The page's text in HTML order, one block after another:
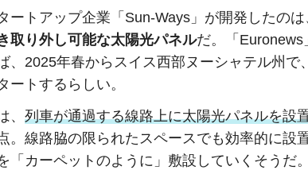
ートアップ企業「Sun-Ways」が開発したのは
取り外し可能な太陽光パネルだ。「Euronews
、2025年春からスイス西部ヌーシャテル州で
ートするらしい。
、 列車が通過する線路上に太陽光パネルを設
。線路脇の限られたスペースでも効率的に設
「カーペットのように」敷設していくそうだ